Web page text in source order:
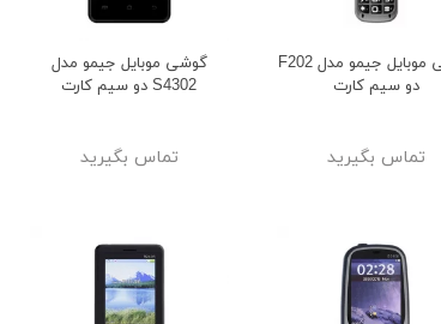
گوشی موبایل جیمو مدل F202
دو سیم کارت
تماس بگیرید
گوشی موبایل جیمو مدل
S4302 دو سیم کارت
تماس بگیرید